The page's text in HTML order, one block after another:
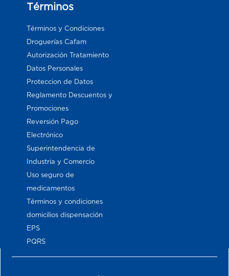
Términos
Términos y Condiciones
Droguerías Cafam
Autorización Tratamiento
Datos Personales
Proteccion de Datos
Reglamento Descuentos y
Promociones
Reversión Pago
Electrónico
Superintendencia de
Industria y Comercio
Uso seguro de
medicamentos
Términos y condiciones
domicilios dispensación
EPS
PQRS